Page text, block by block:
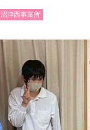
沼津西事業所